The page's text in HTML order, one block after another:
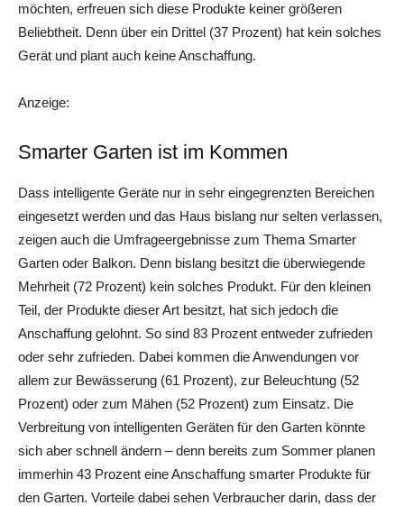
möchten, erfreuen sich diese Produkte keiner größeren
Beliebtheit. Denn über ein Drittel (37 Prozent) hat kein solches
Gerät und plant auch keine Anschaffung.
Anzeige:
Smarter Garten ist im Kommen
Dass intelligente Geräte nur in sehr eingegrenzten Bereichen
eingesetzt werden und das Haus bislang nur selten verlassen,
zeigen auch die Umfrageergebnisse zum Thema Smarter
Garten oder Balkon. Denn bislang besitzt die überwiegende
Mehrheit (72 Prozent) kein solches Produkt. Für den kleinen
Teil, der Produkte dieser Art besitzt, hat sich jedoch die
Anschaffung gelohnt. So sind 83 Prozent entweder zufrieden
oder sehr zufrieden. Dabei kommen die Anwendungen vor
allem zur Bewässerung (61 Prozent), zur Beleuchtung (52
Prozent) oder zum Mähen (52 Prozent) zum Einsatz. Die
Verbreitung von intelligenten Geräten für den Garten könnte
sich aber schnell ändern – denn bereits zum Sommer planen
immerhin 43 Prozent eine Anschaffung smarter Produkte für
den Garten. Vorteile dabei sehen Verbraucher darin, dass der